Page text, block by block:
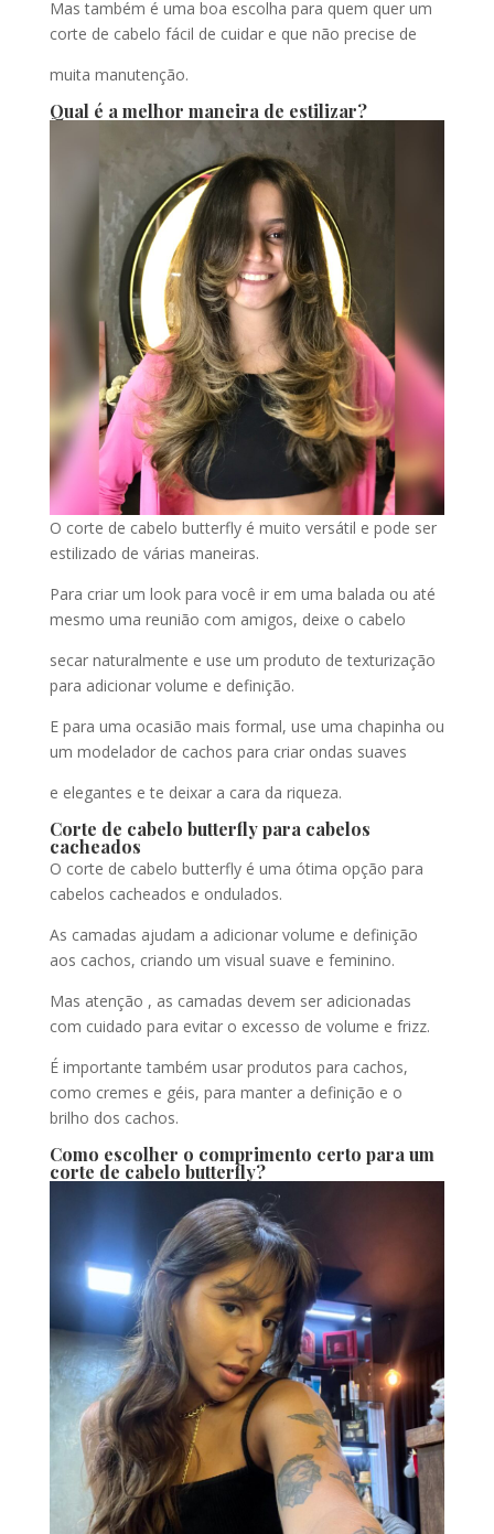
Mas também é uma boa escolha para quem quer um
corte de cabelo fácil de cuidar e que não precise de
muita manutenção.
Qual é a melhor maneira de estilizar?
O corte de cabelo butterfly é muito versátil e pode ser
estilizado de várias maneiras.
Para criar um look para você ir em uma balada ou até
mesmo uma reunião com amigos, deixe o cabelo
secar naturalmente e use um produto de texturização
para adicionar volume e definição.
E para uma ocasião mais formal, use uma chapinha ou
um modelador de cachos para criar ondas suaves
e elegantes e te deixar a cara da riqueza.
Corte de cabelo butterfly para cabelos
cacheados
O corte de cabelo butterfly é uma ótima opção para
cabelos cacheados e ondulados.
As camadas ajudam a adicionar volume e definição
aos cachos, criando um visual suave e feminino.
Mas atenção , as camadas devem ser adicionadas
com cuidado para evitar o excesso de volume e frizz.
É importante também usar produtos para cachos,
como cremes e géis, para manter a definição e o
brilho dos cachos.
Como escolher o comprimento certo para um
corte de cabelo butterfly?